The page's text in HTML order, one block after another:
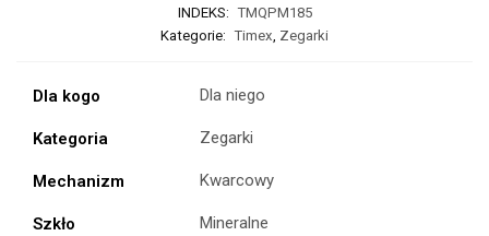
INDEKS: TMQPM185
Kategorie: Timex, Zegarki
Dla kogo Dla niego
Kategoria Zegarki
Mechanizm Kwarcowy
Szkło Mineralne